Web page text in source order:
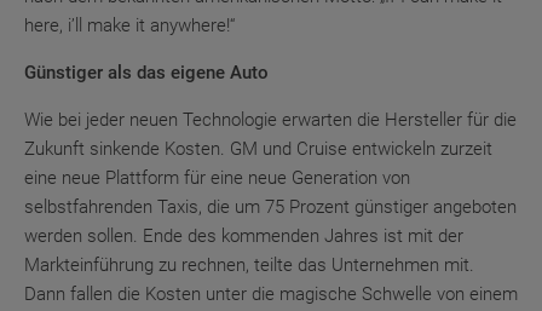
here, i’ll make it anywhere!“
Günstiger als das eigene Auto
Wie bei jeder neuen Technologie erwarten die Hersteller für die
Zukunft sinkende Kosten. GM und Cruise entwickeln zurzeit
eine neue Plattform für eine neue Generation von
selbstfahrenden Taxis, die um 75 Prozent günstiger angeboten
werden sollen. Ende des kommenden Jahres ist mit der
Markteinführung zu rechnen, teilte das Unternehmen mit.
Dann fallen die Kosten unter die magische Schwelle von einem